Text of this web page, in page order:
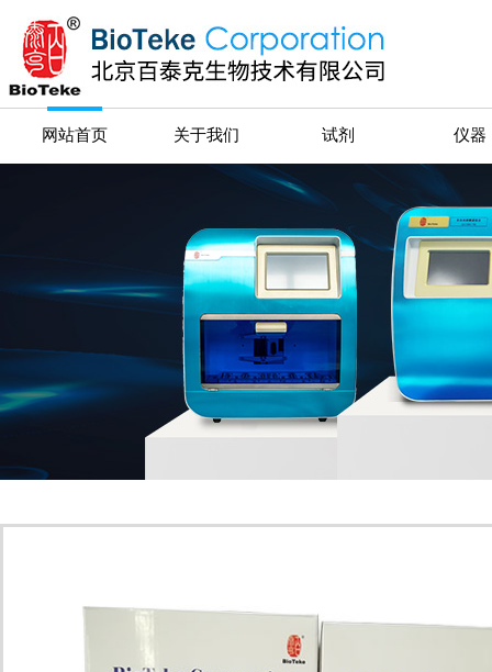
网站首页 关于我们 试剂 仪器